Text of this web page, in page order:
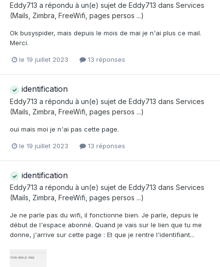
Eddy713 a répondu à un(e) sujet de Eddy713 dans Services
(Mails, Zimbra, FreeWifi, pages persos ...)
Ok busyspider, mais depuis le mois de mai je n'ai plus ce mail.
Merci.
le 19 juillet 2023 13 réponses
identification
Eddy713 a répondu à un(e) sujet de Eddy713 dans Services
(Mails, Zimbra, FreeWifi, pages persos ...)
oui mais moi je n'ai pas cette page.
le 19 juillet 2023 13 réponses
identification
Eddy713 a répondu à un(e) sujet de Eddy713 dans Services
(Mails, Zimbra, FreeWifi, pages persos ...)
Je ne parle pas du wifi, il fonctionne bien. Je parle, depuis le
début de l'espace abonné. Quand je vais sur le lien que tu me
donne, j'arrive sur cette page : Et que je rentre l'identifiant...